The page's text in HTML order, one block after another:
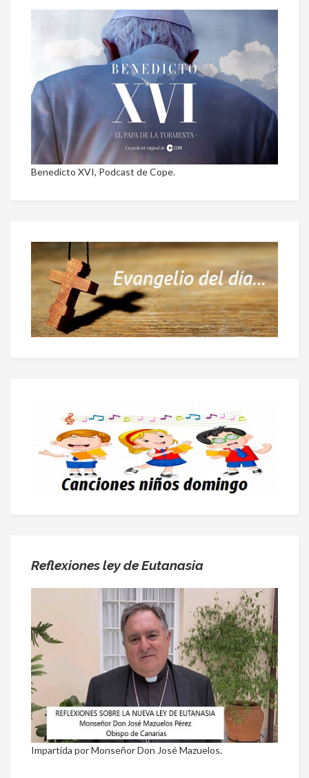
Benedicto XVI, Podcast de Cope.
Reflexiones ley de Eutanasia
Impartida por Monseñor Don José Mazuelos.